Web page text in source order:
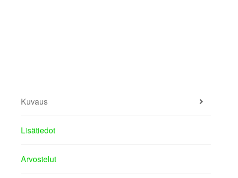
Kuvaus
Lisätiedot
Arvostelut